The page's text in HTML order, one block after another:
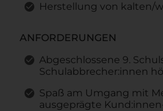
Herstellung von kalten/
ANFORDERUNGEN
Abgeschlossene 9.
Schulabbrecher:innen
Spaß am Umgang mit
ausgeprägte